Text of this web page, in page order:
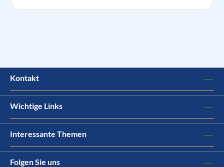
Kontakt
Wichtige Links
Interessante Themen
Folgen Sie uns